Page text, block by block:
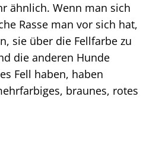
ähnlich. Wenn man sich
Rasse man vor sich hat,
sie über die Fellfarbe zu
die anderen Hunde
Fell haben, haben
braunes, rotes